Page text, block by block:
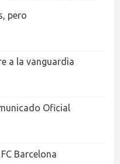
pero
a la vanguardia
Oficial
Barcelona